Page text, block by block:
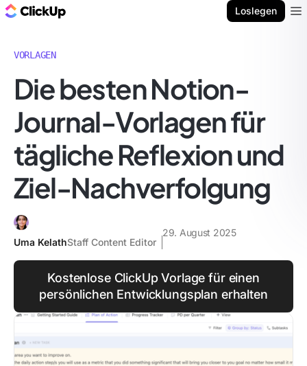
Loslegen
VORLAGEN
Die besten Notion-
Journal-Vorlagen für
tägliche Reflexion und
Ziel-Nachverfolgung
Uma KelathStaff Content Editor
29. August 2025
Kostenlose ClickUp Vorlage für einen
persönlichen Entwicklungsplan erhalten